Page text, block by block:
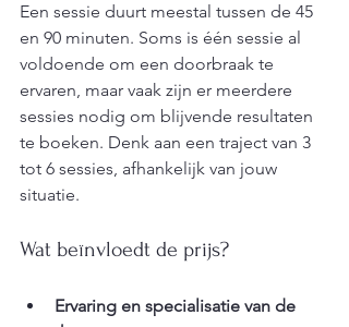
Een sessie duurt meestal tussen de 45
en 90 minuten. Soms is één sessie al
voldoende om een doorbraak te
ervaren, maar vaak zijn er meerdere
sessies nodig om blijvende resultaten
te boeken. Denk aan een traject van 3
tot 6 sessies, afhankelijk van jouw
situatie.
Wat beïnvloedt de prijs?
Ervaring en specialisatie van de